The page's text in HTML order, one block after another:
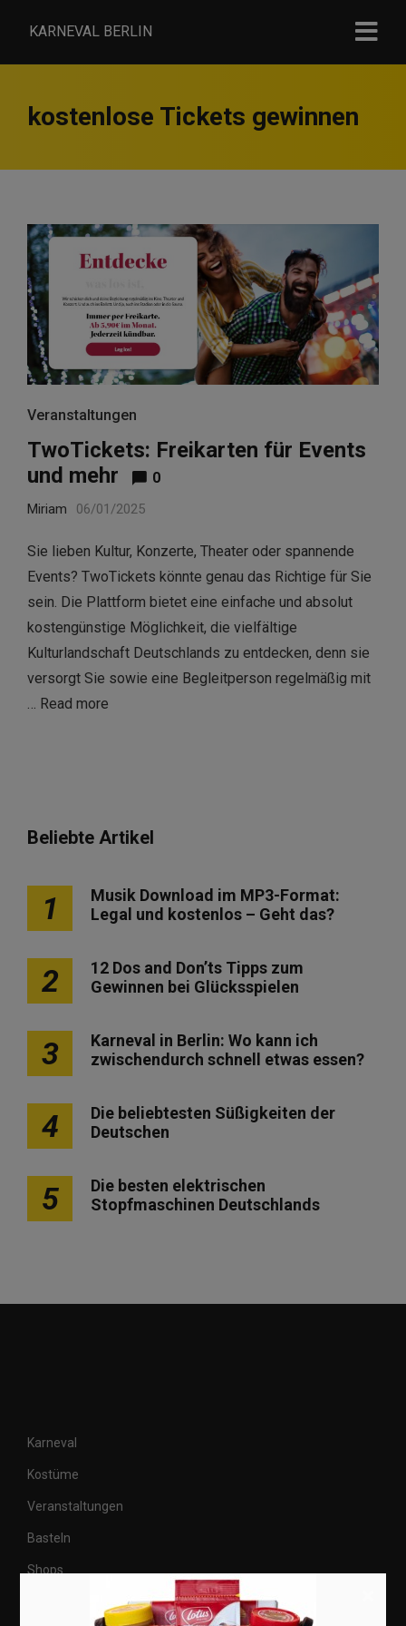
KARNEVAL BERLIN
kostenlose Tickets gewinnen
Veranstaltungen
TwoTickets: Freikarten für Events
und mehr
0
Miriam 06/01/2025
Sie lieben Kultur, Konzerte, Theater oder spannende
Events? TwoTickets könnte genau das Richtige für Sie
sein. Die Plattform bietet eine einfache und absolut
kostengünstige Möglichkeit, die vielfältige
Kulturlandschaft Deutschlands zu entdecken, denn sie
versorgt Sie sowie eine Begleitperson regelmäßig mit
… Read more
Beliebte Artikel
1
Musik Download im MP3-Format:
Legal und kostenlos – Geht das?
2
12 Dos and Don’ts Tipps zum
Gewinnen bei Glücksspielen
3
Karneval in Berlin: Wo kann ich
zwischendurch schnell etwas essen?
4
Die beliebtesten Süßigkeiten der
Deutschen
5
Die besten elektrischen
Stopfmaschinen Deutschlands
Karneval
Kostüme
Veranstaltungen
Basteln
Shops